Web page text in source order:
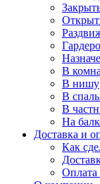
В
В нишу
В
В
На
Доставка и
Как
Оплата